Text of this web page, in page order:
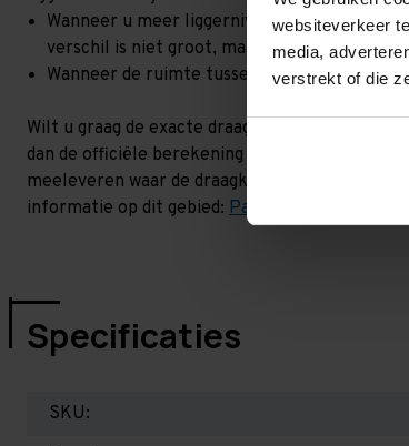
websiteverkeer
media,
verstrekt of die
Wanneer u meer liggerniveaus toevoegt,
verschil is niet groot, maar wel het beste
Wanneer de ruimte tussen de
Wilt u graag de exacte draagkracht weten in
dan de officiële berekening uit. Dit doen we
meeleveren waar de draagkracht van uw
informatie op dit gebied: Palletstellingen -
Specificaties
SKU: